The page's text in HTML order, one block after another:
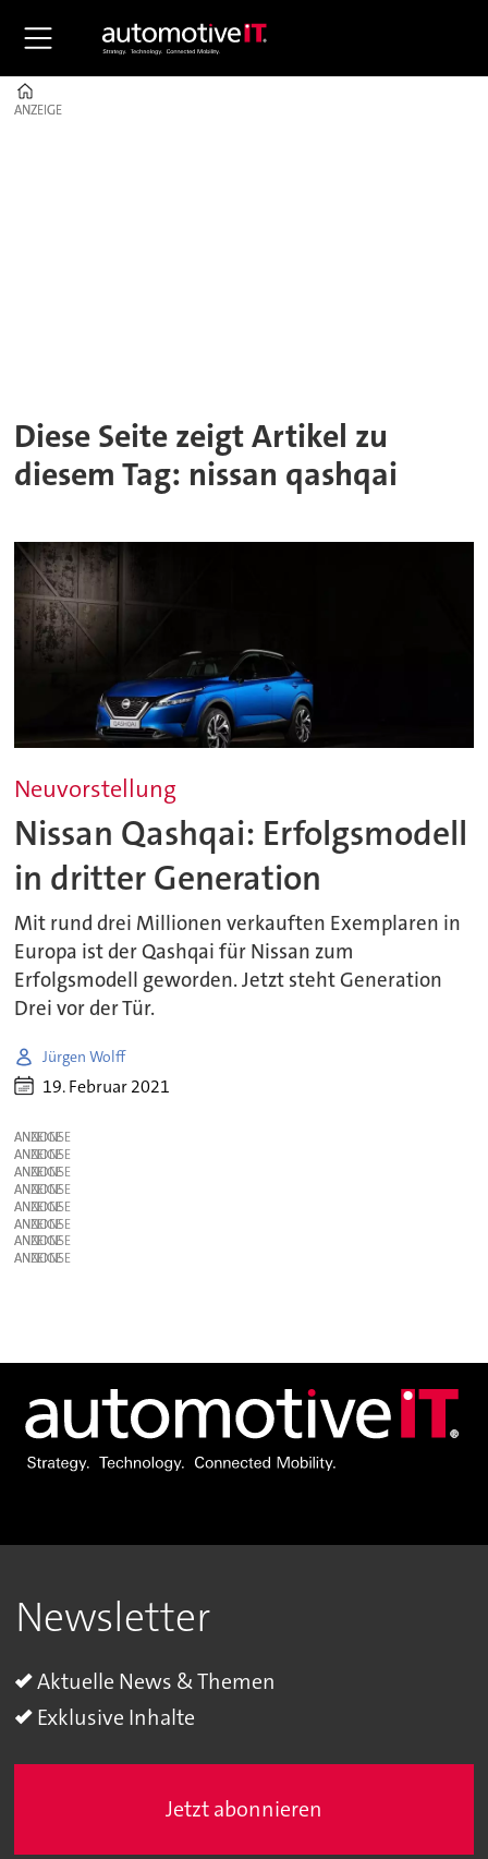
ANZEIGE
ANZEIGE
Diese Seite zeigt Artikel zu
diesem Tag: nissan qashqai
Neuvorstellung
Nissan Qashqai: Erfolgsmodell
in dritter Generation
Mit rund drei Millionen verkauften Exemplaren in
Europa ist der Qashqai für Nissan zum
Erfolgsmodell geworden. Jetzt steht Generation
Drei vor der Tür.
Jürgen Wolff
19. Februar 2021
ANZEIGE
ANZEIGE
ANZEIGE
ANZEIGE
ANZEIGE
ANZEIGE
ANZEIGE
ANZEIGE
Newsletter
Aktuelle News & Themen
Exklusive Inhalte
Jetzt abonnieren